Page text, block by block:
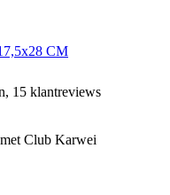
CM
15 klantreviews
Club Karwei